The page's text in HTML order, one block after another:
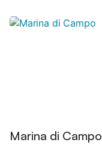
Marina di Campo